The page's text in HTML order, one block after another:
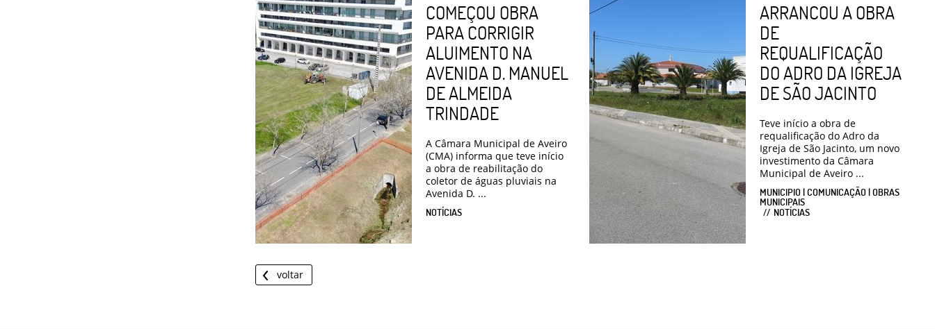
COMEÇOU OBRA
PARA CORRIGIR
ALUIMENTO NA
AVENIDA D. MANUEL
DE ALMEIDA
TRINDADE
A Câmara Municipal de Aveiro
(CMA) informa que teve início
a obra de reabilitação do
coletor de águas pluviais na
Avenida D. ...
NOTÍCIAS
ARRANCOU A OBRA
DE
REQUALIFICAÇÃO
DO ADRO DA IGREJA
DE SÃO JACINTO
Teve início a obra de
requalificação do Adro da
Igreja de São Jacinto, um novo
investimento da Câmara
Municipal de Aveiro ...
MUNICIPIO | COMUNICAÇÃO | OBRAS
MUNICIPAIS
NOTÍCIAS
voltar